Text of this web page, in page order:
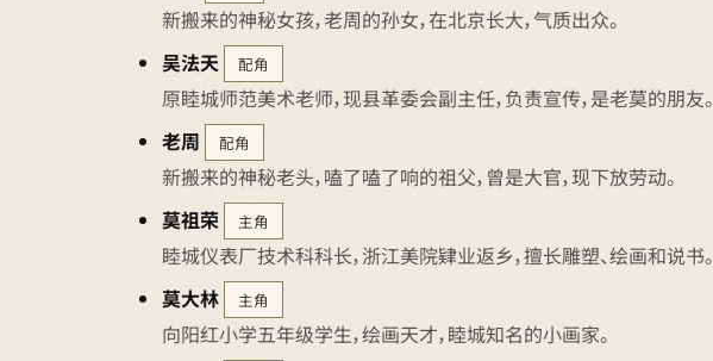
新搬来的神秘女孩，老周的孙女，在北京长大，气质出众。
吴法天
配角
原睦城师范美术老师，现县革委会副主任，负责宣传，是老莫的朋友。
老周
配角
新搬来的神秘老头，嗑了嗑了响的祖父，曾是大官，现下放劳动。
莫祖荣
主角
睦城仪表厂技术科科长，浙江美院肄业返乡，擅长雕塑、绘画和说书。
莫大林
主角
向阳红小学五年级学生，绘画天才，睦城知名的小画家。